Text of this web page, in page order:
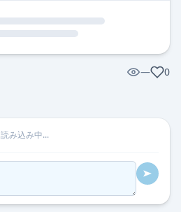
— 0
読み込み中...